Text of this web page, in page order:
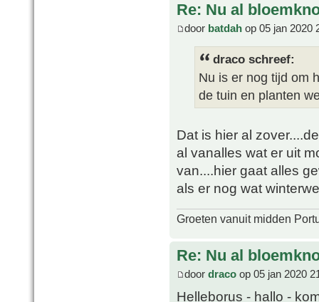
Re: Nu al
door batdah op 05 jan 2020
draco schreef:
Nu is er nog tijd om
de tuin en planten
Dat is hier al
al vanalles wat er uit
van....hier gaat alles
als er nog wat
Groeten vanuit midden
Re: Nu al
door draco op 05 jan 2020
Helleborus - hallo -